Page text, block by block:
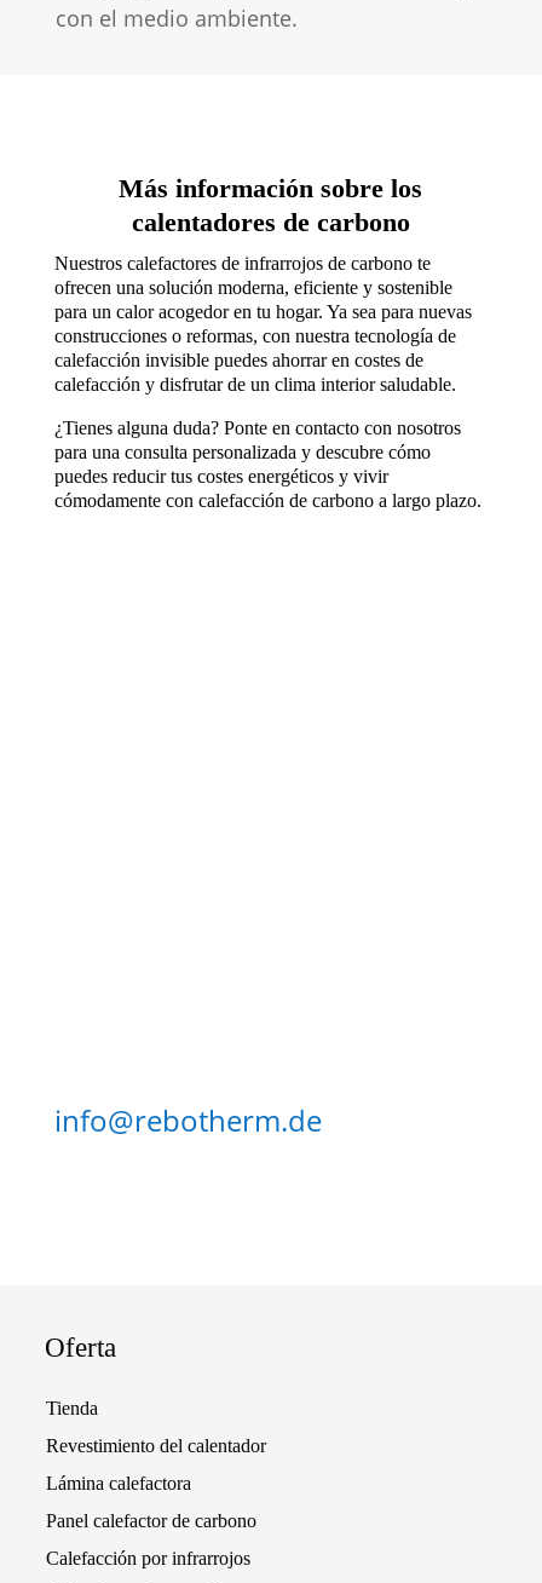
con el medio ambiente.
Más información sobre los
calentadores de carbono
Nuestros calefactores de infrarrojos de carbono te
ofrecen una solución moderna, eficiente y sostenible
para un calor acogedor en tu hogar. Ya sea para nuevas
construcciones o reformas, con nuestra tecnología de
calefacción invisible puedes ahorrar en costes de
calefacción y disfrutar de un clima interior saludable.
¿Tienes alguna duda? Ponte en contacto con nosotros
para una consulta personalizada y descubre cómo
puedes reducir tus costes energéticos y vivir
cómodamente con calefacción de carbono a largo plazo.
info@rebotherm.de.
Oferta
Tienda
Revestimiento del calentador
Lámina calefactora
Panel calefactor de carbono
Calefacción por infrarrojos